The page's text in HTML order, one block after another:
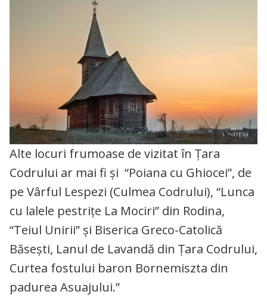
Alte locuri frumoase de vizitat în Țara
Codrului ar mai fi și “Poiana cu Ghiocei”, de
pe Vârful Lespezi (Culmea Codrului), “Lunca
cu lalele pestrițe La Mociri” din Rodina,
“Teiul Unirii” și Biserica Greco-Catolică
Băsești, Lanul de Lavandă din Țara Codrului,
Curtea fostului baron Bornemiszta din
padurea Asuajului.”